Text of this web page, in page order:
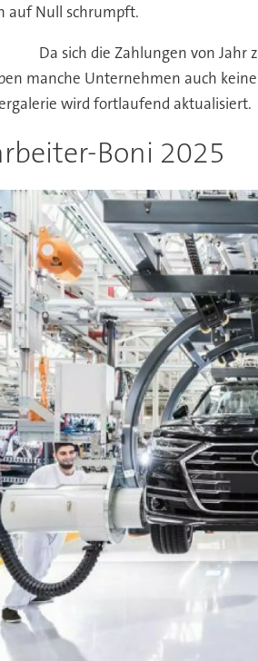
auf Null schrumpft.
Da sich die Zahlungen von
manche Unternehmen auch
wird fortlaufend aktualisiert.
Boni 2025